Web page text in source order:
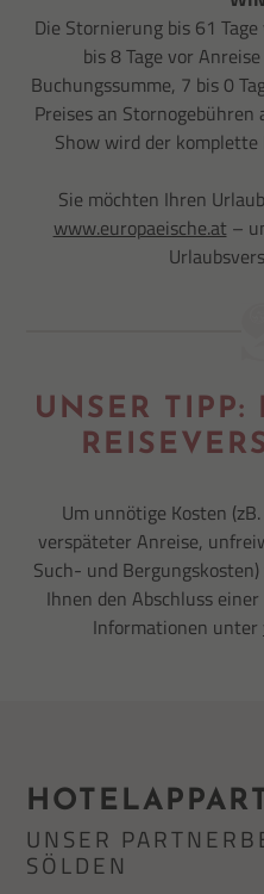
Die Stornierung bis 61
bis 8 Tage vor
Buchungssumme, 7 bis 0
Preises an
Show wird der
Sie möchten Ihren
www.europaeische.at –
UNSER TIPP:
Um unnötige Kosten
verspäteter Anreise,
Such- und
Ihnen den Abschluss
Informationen unter
UNSER
SÖLDEN